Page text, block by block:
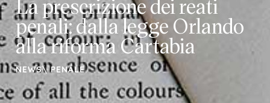
La prescrizione dei reati
penali: dalla legge Orlando
alla riforma Cartabia
NEWS\PENALE